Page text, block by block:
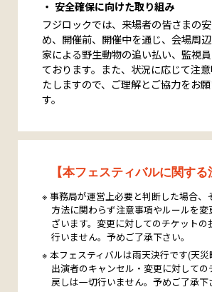
安全確保に向けた取り組み
フジロックでは、来場者の皆さまの
め、開催前、開催中を通じ、会場周
家による野生動物の追い払い、監視
ております。また、状況に応じて注
たしますので、ご理解とご協力をお
す。
【本フェスティバルに関する
事務局が運営上必要と判断した場合、
方法に関わらず注意事項やルールを
ざいます。変更に対してのチケットの
行いません。予めご了承下さい。
本フェスティバルは雨天決行です(天災
出演者のキャンセル・変更に対しての
戻しは一切行いません。予めご了承下